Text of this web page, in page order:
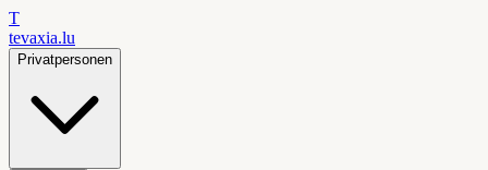
T
tevaxia.lu
Privatpersonen